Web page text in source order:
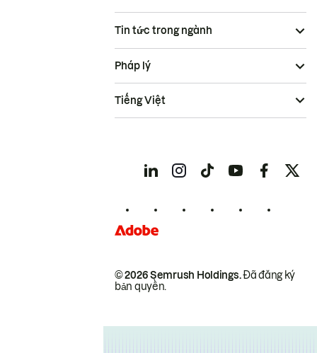
Tin tức trong ngành
© 2026 Semrush Holdings.Đã đăng ký
bản quyền.
Pháp lý
Tiếng Việt